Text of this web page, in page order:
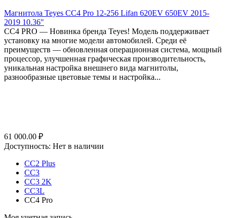
Магнитола Teyes CC4 Pro 12-256 Lifan 620EV 650EV 2015-
2019 10.36"
СС4 PRO — Новинка бренда Teyes! Модель поддерживает
установку на многие модели автомобилей. Среди её
преимуществ — обновленная операционная система, мощный
процессор, улучшенная графическая производительность,
уникальная настройка внешнего вида магнитолы,
разнообразные цветовые темы и настройка...
61 000.00 ₽
Доступность: Нет в наличии
CC2 Plus
CC3
CC3 2K
CC3L
CC4 Pro